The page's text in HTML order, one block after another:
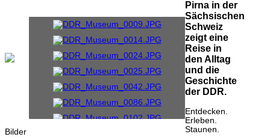
Bilder
Pirna in der
Sächsischen
Schweiz
zeigt eine
Reise in
den Alltag
und die
Geschichte
der DDR.
Entdecken.
Erleben.
Staunen.